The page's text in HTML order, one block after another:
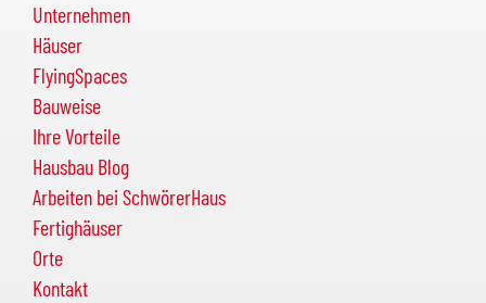
Unternehmen
Häuser
FlyingSpaces
Bauweise
Ihre Vorteile
Hausbau Blog
Arbeiten bei SchwörerHaus
Fertighäuser
Orte
Kontakt